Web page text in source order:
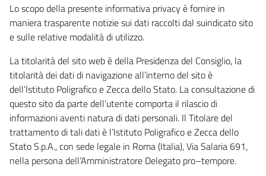
Lo scopo della presente informativa privacy è fornire in
maniera trasparente notizie sui dati raccolti dal suindicato sito
e sulle relative modalità di utilizzo.
La titolarità del sito web è della Presidenza del Consiglio, la
titolarità dei dati di navigazione all’interno del sito è
dell’Istituto Poligrafico e Zecca dello Stato. La consultazione di
questo sito da parte dell’utente comporta il rilascio di
informazioni aventi natura di dati personali. Il Titolare del
trattamento di tali dati è l’Istituto Poligrafico e Zecca dello
Stato S.p.A., con sede legale in Roma (Italia), Via Salaria 691,
nella persona dell’Amministratore Delegato pro–tempore.